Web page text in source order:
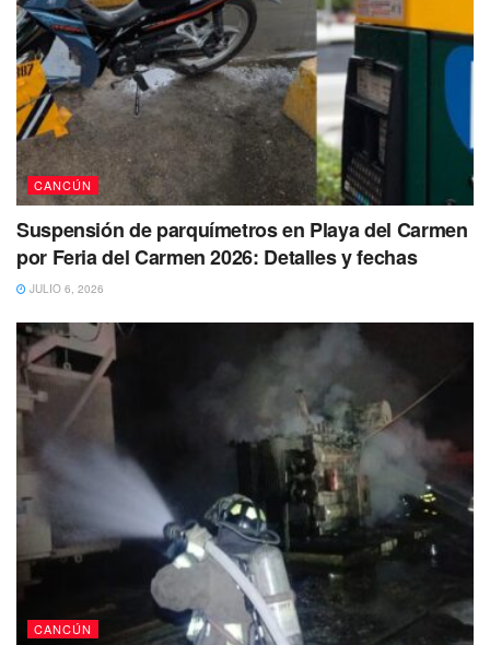
CANCÚN
Suspensión de parquímetros en Playa del Carmen
por Feria del Carmen 2026: Detalles y fechas
JULIO 6, 2026
CANCÚN